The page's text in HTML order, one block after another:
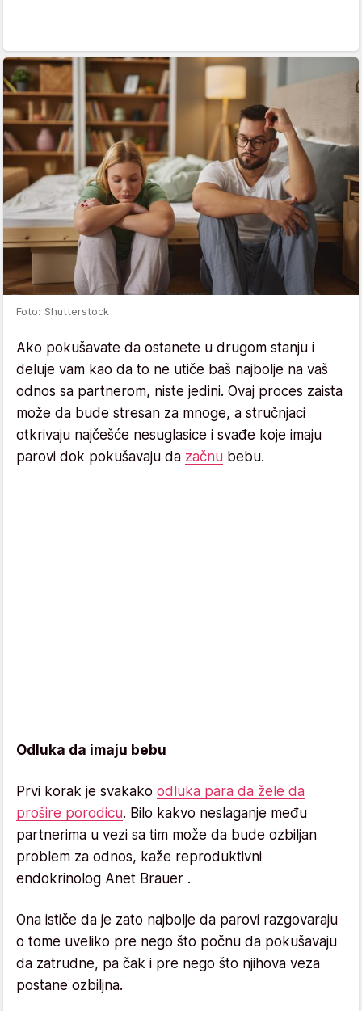
Foto: Shutterstock
Ako pokušavate da ostanete u drugom stanju i
deluje vam kao da to ne utiče baš najbolje na vaš
odnos sa partnerom, niste jedini. Ovaj proces zaista
može da bude stresan za mnoge, a stručnjaci
otkrivaju najčešće nesuglasice i svađe koje imaju
parovi dok pokušavaju da začnu bebu.
Odluka da imaju bebu
Prvi korak je svakako odluka para da žele da
prošire porodicu. Bilo kakvo neslaganje među
partnerima u vezi sa tim može da bude ozbiljan
problem za odnos, kaže reproduktivni
endokrinolog Anet Brauer .
Ona ističe da je zato najbolje da parovi razgovaraju
o tome uveliko pre nego što počnu da pokušavaju
da zatrudne, pa čak i pre nego što njihova veza
postane ozbiljna.